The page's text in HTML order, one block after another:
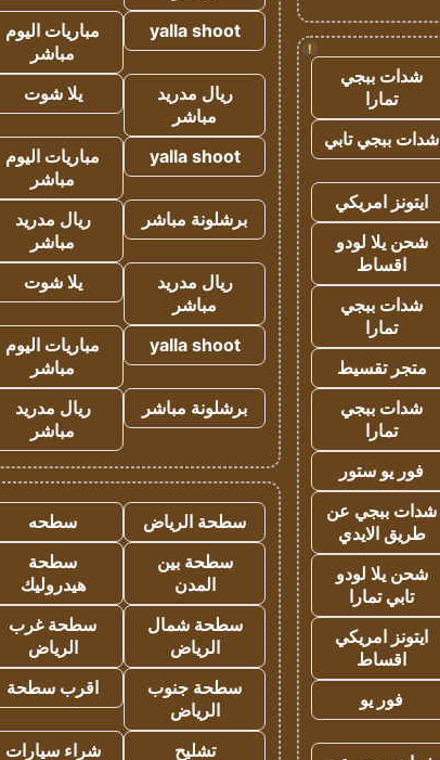
!
شدات ببجي
تمارا
شدات ببجي تابي
ايتونز امريكي
شحن يلا لودو
اقساط
شدات ببجي
تمارا
متجر تقسيط
شدات ببجي
تمارا
فور يو ستور
شدات ببجي عن
طريق الايدي
شحن يلا لودو
تابي تمارا
ايتونز امريكي
اقساط
فور يو
yalla shoot
مباريات اليوم
مباشر
ريال مدريد
مباشر
يلا شوت
yalla shoot
مباريات اليوم
مباشر
برشلونة مباشر
ريال مدريد
مباشر
ريال مدريد
مباشر
يلا شوت
yalla shoot
مباريات اليوم
مباشر
برشلونة مباشر
ريال مدريد
مباشر
سطحة الرياض
سطحه
سطحة بين
المدن
سطحة
هيدروليك
سطحة شمال
الرياض
سطحة غرب
الرياض
سطحة جنوب
الرياض
اقرب سطحة
تشليح
شراء سيارات